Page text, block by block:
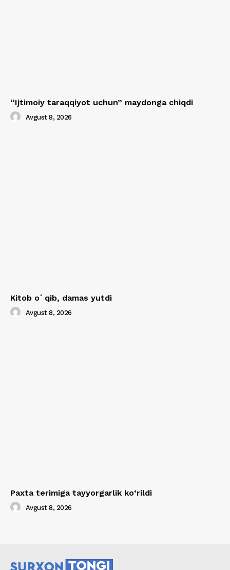
“Ijtimoiy taraqqiyot uchun” maydonga chiqdi
Avgust 8, 2026
Kitob oʻqib, damas yutdi
Avgust 8, 2026
Paxta terimiga tayyorgarlik ko‘rildi
Avgust 8, 2026